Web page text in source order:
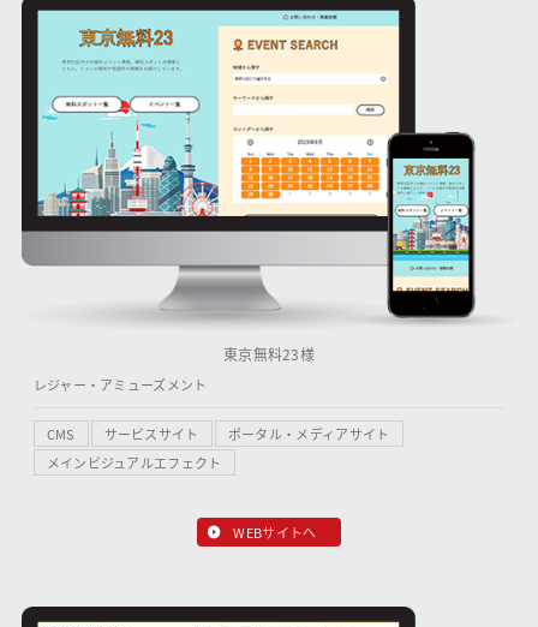
東京無料23様
レジャー・アミューズメント
CMS サービスサイト
ポータル・メディアサイト
メインビジュアルエフェクト
WEBサイトへ